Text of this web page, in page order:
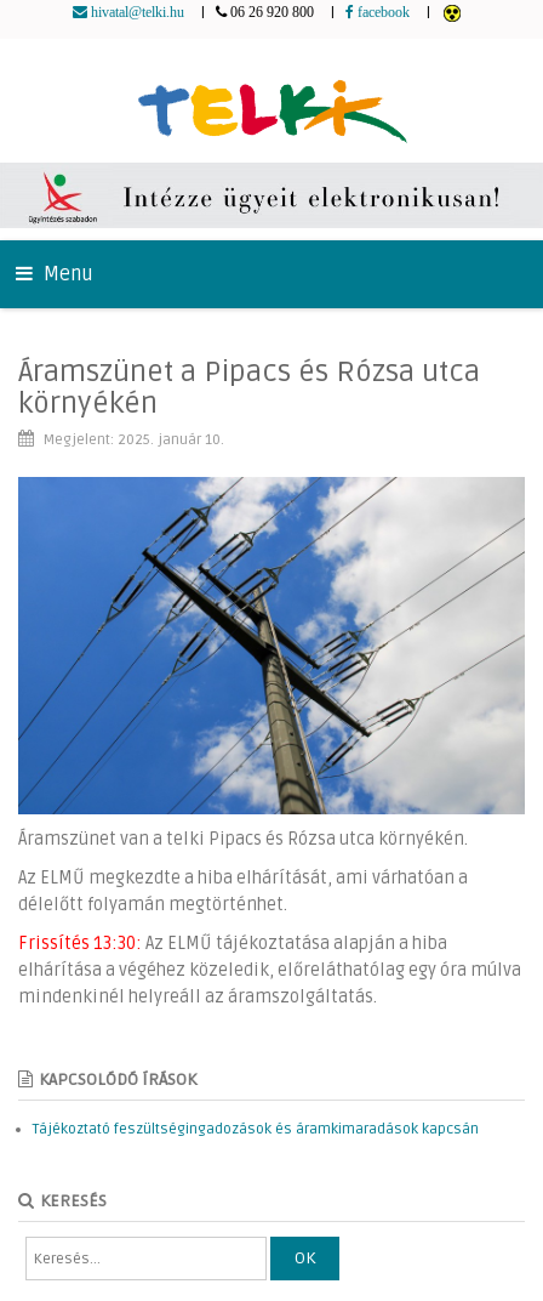
hivatal@telki.hu 06 26 920 800 facebook
Menu
Áramszünet a Pipacs és Rózsa utca
környékén
Megjelent: 2025. január 10.
Áramszünet van a telki Pipacs és Rózsa utca környékén.
Az ELMŰ megkezdte a hiba elhárítását, ami várhatóan a
délelőtt folyamán megtörténhet.
Frissítés 13:30: Az ELMŰ tájékoztatása alapján a hiba
elhárítása a végéhez közeledik, előreláthatólag egy óra múlva
mindenkinél helyreáll az áramszolgáltatás.
KAPCSOLÓDÓ ÍRÁSOK
Tájékoztató feszültségingadozások és áramkimaradások kapcsán
KERESÉS
OK